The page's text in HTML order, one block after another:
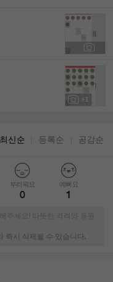
+1
최신순 등록순 공감순
부러워요
0
예뻐요
1
주세요! 따뜻한 격려와 응원
즉시 삭제될 수 있습니다.